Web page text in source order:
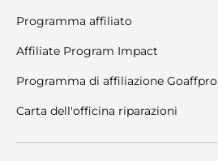
Programma affiliato
Affiliate Program Impact
Programma di affiliazione Goaffpro
Carta dell'officina riparazioni